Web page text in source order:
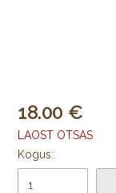
18.00
LAOST OTSAS
Kogus: